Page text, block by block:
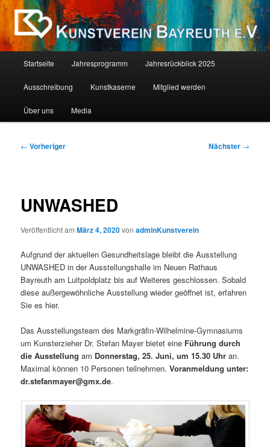
Zum
primären
Inhalt
springenKunstverein Bayreuth E.V.
Als Kind ist jeder ein Künstler. Die Schwierigkeit liegt darin, als Erwachsener
einer zu bleiben. (Pablo Picasso)
Startseite Jahresprogramm Jahresrückblick 2025
Ausschreibung Kunstkaserne Mitglied werden
Über uns Media
Beitragsnavigation
← Vorheriger Nächster →
UNWASHED
Veröffentlicht amMärz 4, 2020vonadminKunstverein
Aufgrund der aktuellen Gesundheitslage bleibt die Ausstellung
UNWASHED in der Ausstellungshalle im Neuen Rathaus
Bayreuth am Luitpoldplatz bis auf Weiteres geschlossen. Sobald
diese außergewöhnliche Ausstellung wieder geöffnet ist, erfahren
Sie es hier.
Das Ausstellungsteam des Markgräfin-Wilhelmine-Gymnasiums
um Kunsterzieher Dr. Stefan Mayer bietet eine Führung durch
die Ausstellung am Donnerstag, 25. Juni, um 15.30 Uhr an.
Maximal können 10 Personen teilnehmen.Voranmeldung unter:
dr.stefanmayer@gmx.de.